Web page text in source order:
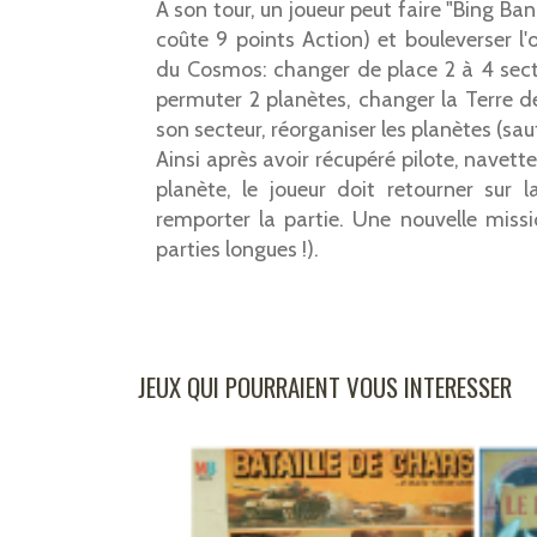
A son tour, un joueur peut faire "Bing
coûte 9 points Action) et bouleverser
du Cosmos: changer de place 2 à 4
permuter 2 planètes, changer la Terre
son secteur, réorganiser les planètes
Ainsi après avoir récupéré pilote,
planète, le joueur doit retourner sur
remporter la partie. Une nouvelle
parties longues !).
JEUX QUI POURRAIENT VOUS INTERESSER